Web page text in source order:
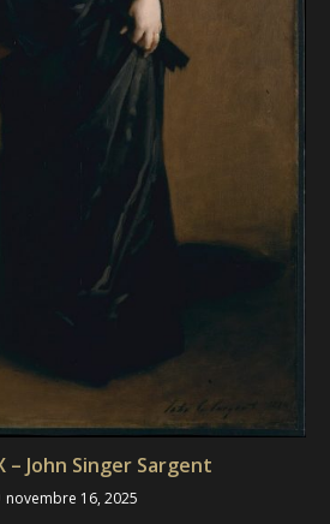
– John Singer Sargent
novembre 16, 2025